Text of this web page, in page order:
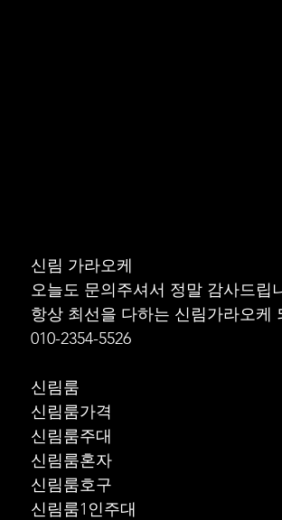
신림 가라오케
오늘도 문의주셔서 정말 감사드립
항상 최선을 다하는 신림가라오케
010-2354-5526
신림룸
신림룸가격
신림룸주대
신림룸혼자
신림룸호구
신림룸1인주대